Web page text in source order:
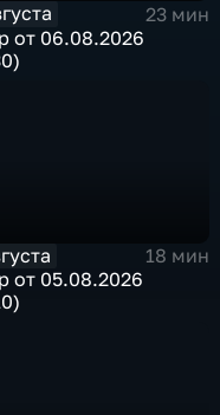
23 мин
от 06.08.2026
18 мин
от 05.08.2026